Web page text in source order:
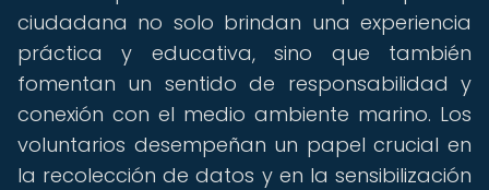
ciudadana no solo brindan una experiencia
práctica y educativa, sino que también
fomentan un sentido de responsabilidad y
conexión con el medio ambiente marino. Los
voluntarios desempeñan un papel crucial en
la recolección de datos y en la sensibilización